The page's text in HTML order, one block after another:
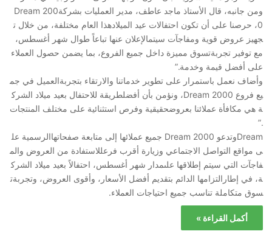
ومن جانبه، قال الأستاذ ماجد عاطف، مدير العمليات بشركةDream 200
0، حرصنا على أن تكون احتفالات عيد الميلادهذا العام مختلفة، من خلال ت
جهيز عروض قوية ومفاجآت سيتمالإعلان عنها تباعاً طوال شهر أغسطس،
مع توفير تجربةتسوق مميزة داخل جميع الفروع، بما يضمن حصول العملاء
على أفضل قيمة وخدمة.”
وأضاف نعمل باستمرار على تطوير خدماتنا والارتقاء بتجربةالعميل في جم
يع فروع Dream 2000، ونؤمن بأن أفضلطريقة للاحتفال بعيد ميلاد الشرك
ة هي مكافأة عملائنا بعروضحقيقية وفرص استثنائية على مختلف المنتجات
.”
Dreamوتدعو Dream 2000 جميع عملائها إلى متابعة صفحاتهاالرسمية عل
ى مواقع التواصل الاجتماعي وزيارة أقرب فرعللاستفادة من العروض والم
فاجآت التي سيتم إطلاقها علىمدار شهر أغسطس، احتفالاً بعيد ميلاد الشرك
ة، في إطارالتزامها الدائم بتقديم أفضل الأسعار، وأقوى العروض، وتجربةت
سوق متكاملة تناسب جميع احتياجات العملاء.
أكمل القراءة »